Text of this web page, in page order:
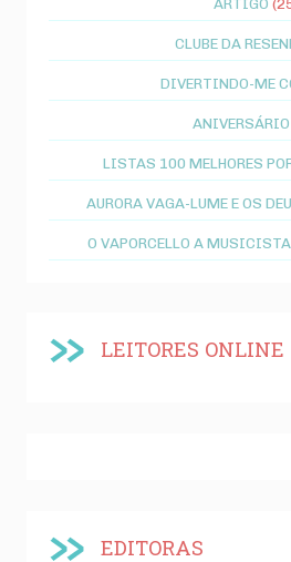
CLUBE DA
DIVERTINDO-ME
ANIVERSÁRIO
LISTAS 100 MELHORES
AURORA VAGA-LUME E OS
O VAPORCELLO A
LEITORES ONLINE
EDITORAS